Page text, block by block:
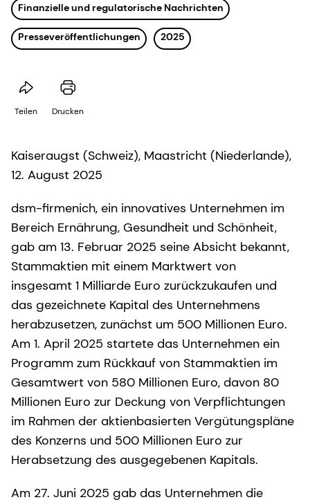
Finanzielle und regulatorische Nachrichten
Presseveröffentlichungen 2025
Teilen Drucken
Kaiseraugst (Schweiz), Maastricht (Niederlande),
12. August 2025
dsm-firmenich, ein innovatives Unternehmen im
Bereich Ernährung, Gesundheit und Schönheit,
gab am 13. Februar 2025 seine Absicht bekannt,
Stammaktien mit einem Marktwert von
insgesamt 1 Milliarde Euro zurückzukaufen und
das gezeichnete Kapital des Unternehmens
herabzusetzen, zunächst um 500 Millionen Euro.
Am 1. April 2025 startete das Unternehmen ein
Programm zum Rückkauf von Stammaktien im
Gesamtwert von 580 Millionen Euro, davon 80
Millionen Euro zur Deckung von Verpflichtungen
im Rahmen der aktienbasierten Vergütungspläne
des Konzerns und 500 Millionen Euro zur
Herabsetzung des ausgegebenen Kapitals.
Am 27. Juni 2025 gab das Unternehmen die